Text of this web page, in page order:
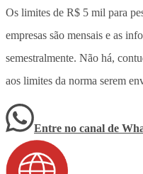
Os limites de R$ 5 mil para
empresas são mensais e as
semestralmente. Não há,
aos limites da norma serem
Entre no canal de